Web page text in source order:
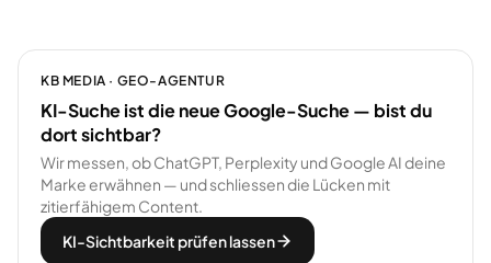
KB MEDIA · GEO-AGENTUR
KI-Suche ist die neue Google-Suche — bist du
dort sichtbar?
Wir messen, ob ChatGPT, Perplexity und Google AI deine
Marke erwähnen — und schliessen die Lücken mit
zitierfähigem Content.
KI-Sichtbarkeit prüfen lassen